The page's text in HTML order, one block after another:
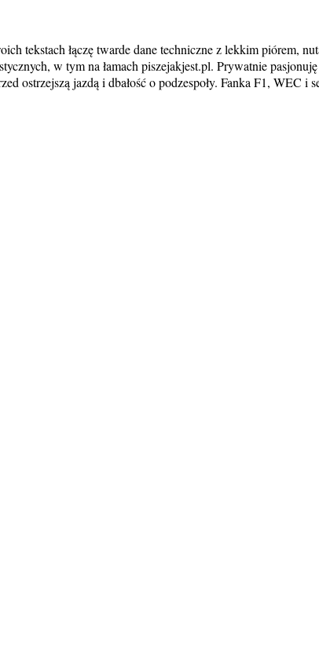
tekstach łączę twarde dane techniczne z lekkim piórem,
w tym na łamach piszejakjest.pl. Prywatnie
ostrzejszą jazdą i dbałość o podzespoły. Fanka F1, WEC i